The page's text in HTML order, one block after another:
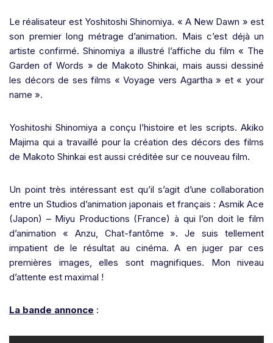
Le réalisateur est Yoshitoshi Shinomiya. « A New Dawn » est
son premier long métrage d’animation. Mais c’est déjà un
artiste confirmé. Shinomiya a illustré l’affiche du film « The
Garden of Words » de Makoto Shinkai, mais aussi dessiné
les décors de ses films « Voyage vers Agartha » et « your
name ».
Yoshitoshi Shinomiya a conçu l’histoire et les scripts. Akiko
Majima qui a travaillé pour la création des décors des films
de Makoto Shinkai est aussi créditée sur ce nouveau film.
Un point très intéressant est qu’il s’agit d’une collaboration
entre un Studios d’animation japonais et français : Asmik Ace
(Japon) – Miyu Productions (France) à qui l’on doit le film
d’animation « Anzu, Chat-fantôme ». Je suis tellement
impatient de le résultat au cinéma. A en juger par ces
premières images, elles sont magnifiques. Mon niveau
d’attente est maximal !
La bande annonce :